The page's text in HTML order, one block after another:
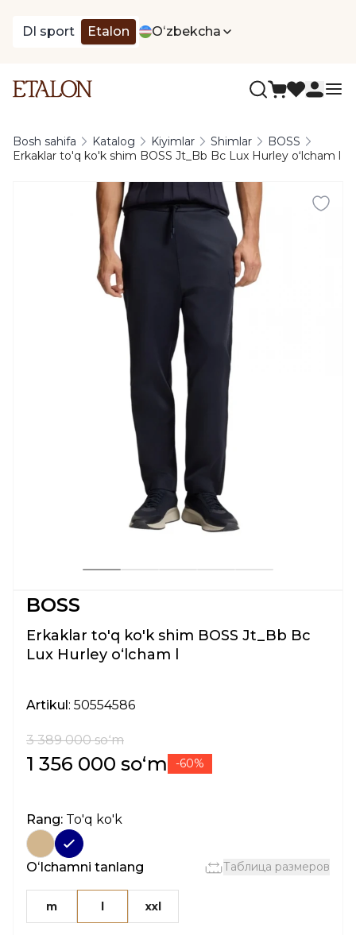
DI sport Etalon Oʻzbekcha
Bosh sahifa Katalog Kiyimlar Shimlar
BOSS
Erkaklar to'q ko'k shim BOSS Jt_Bb Bc Lux Hurley oʻlcham l
BOSS
Erkaklar to'q ko'k shim BOSS Jt_Bb Bc
Lux Hurley oʻlcham l
Artikul: 50554586
3 389 000 soʻm
1 356 000 soʻm -60%
Rang: To'q ko'k
Oʻlchamni tanlang Таблица размеров
m l xxl